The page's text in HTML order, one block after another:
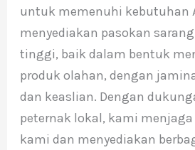
untuk memenuhi kebutuhan
menyediakan pasokan
tinggi, baik dalam bentuk
produk olahan, dengan
dan keaslian. Dengan
peternak lokal, kami
kami dan menyediakan